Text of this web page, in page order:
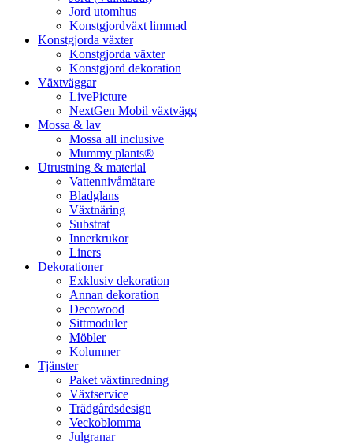
Jord utomhus
Konstgjordväxt limmad
Konstgjorda växter
Konstgjorda växter
Konstgjord dekoration
Växtväggar
LivePicture
NextGen Mobil växtvägg
Mossa & lav
Mossa all inclusive
Mummy plants®
Utrustning & material
Vattennivåmätare
Bladglans
Växtnäring
Substrat
Innerkrukor
Liners
Dekorationer
Exklusiv dekoration
Annan dekoration
Decowood
Sittmoduler
Möbler
Kolumner
Tjänster
Paket växtinredning
Växtservice
Trädgårdsdesign
Veckoblomma
Julgranar